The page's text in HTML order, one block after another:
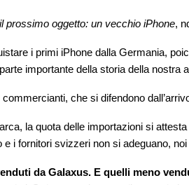
prossimo oggetto: un vecchio iPhone,
i primi iPhone dalla Germania,
importante della storia della nostra
che si difendono
la quota delle importazioni si
e i fornitori svizzeri non si adeguano,
da Galaxus. E quelli meno